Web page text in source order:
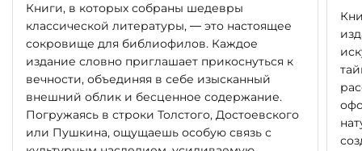
Книги, в которых собраны шедевры
классической литературы, — это настоящее
сокровище для библиофилов. Каждое
издание словно приглашает прикоснуться к
вечности, объединяя в себе изысканный
внешний облик и бесценное содержание.
Погружаясь в строки Толстого, Достоевского
или Пушкина, ощущаешь особую связь с